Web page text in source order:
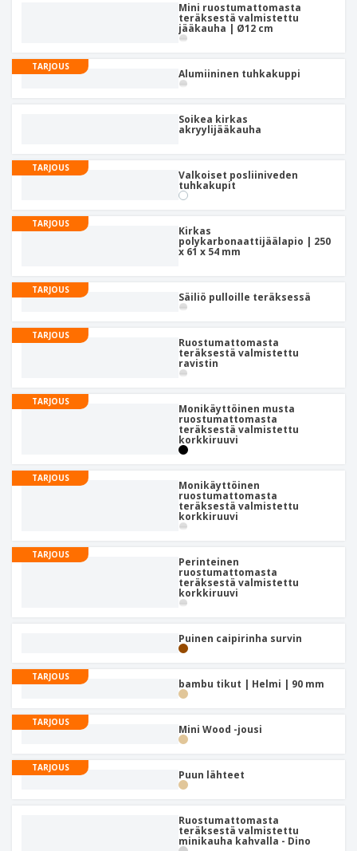
Mini ruostumattomasta
teräksestä valmistettu
jääkauha | Ø12 cm
TARJOUS
Alumiininen tuhkakuppi
Soikea kirkas
akryylijääkauha
TARJOUS
Valkoiset posliiniveden
tuhkakupit
TARJOUS
Kirkas
polykarbonaattijäälapio | 250
x 61 x 54 mm
TARJOUS
Säiliö pulloille teräksessä
TARJOUS
Ruostumattomasta
teräksestä valmistettu
ravistin
TARJOUS
Monikäyttöinen musta
ruostumattomasta
teräksestä valmistettu
korkkiruuvi
TARJOUS
Monikäyttöinen
ruostumattomasta
teräksestä valmistettu
korkkiruuvi
TARJOUS
Perinteinen
ruostumattomasta
teräksestä valmistettu
korkkiruuvi
Puinen caipirinha survin
TARJOUS
bambu tikut | Helmi | 90 mm
TARJOUS
Mini Wood -jousi
TARJOUS
Puun lähteet
Ruostumattomasta
teräksestä valmistettu
minikauha kahvalla - Dino